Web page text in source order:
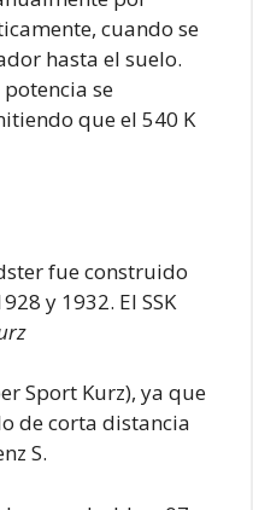
cuando se
hasta el suelo.
se
que el 540 K
fue construido
y 1932. El SSK
Sport Kurz), ya que
de corta distancia
S.